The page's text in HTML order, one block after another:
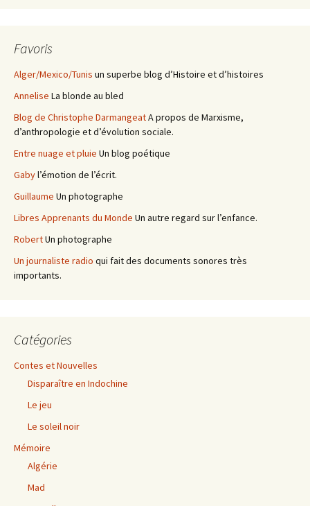
Favoris
Alger/Mexico/Tunis un superbe blog d’Histoire et d’histoires
Annelise La blonde au bled
Blog de Christophe DarmangeatA propos de Marxisme,
d’anthropologie et d’évolution sociale.
Entre nuage et pluie Un blog poétique
Gabyl’émotion de l’écrit.
Guillaume Un photographe
Libres Apprenants du Monde Un autre regard sur l’enfance.
RobertUn photographe
Un journaliste radio qui fait des documents sonores très
importants.
Catégories
Contes et Nouvelles
Disparaître en Indochine
Le jeu
Le soleil noir
Mémoire
Algérie
Mad